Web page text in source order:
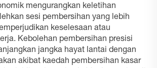
mengurangkan keletihan
sesi pembersihan yang lebih
keselesaan atau
Kebolehan pembersihan presisi
jangka hayat lantai dengan
akibat kaedah pembersihan kasar